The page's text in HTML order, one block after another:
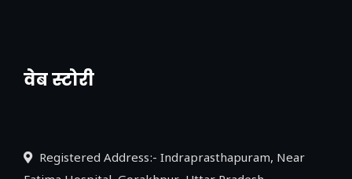
वेब स्टोरी
नया एक्सप्रेसवे: पूर्वांचल का लक, डेवलपमेंट का
Registered Address:- Indraprasthapuram, Near